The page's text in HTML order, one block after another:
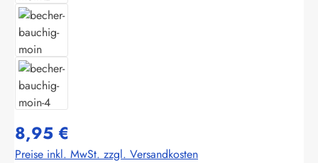
8,95 €
Preise inkl. MwSt. zzgl. Versandkosten